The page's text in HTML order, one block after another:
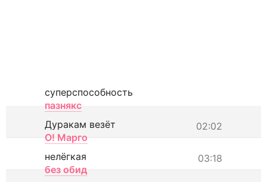
суперспособность
пазнякс
02:02
Дуракам везёт
О! Марго
03:18
нелёгкая
без обид